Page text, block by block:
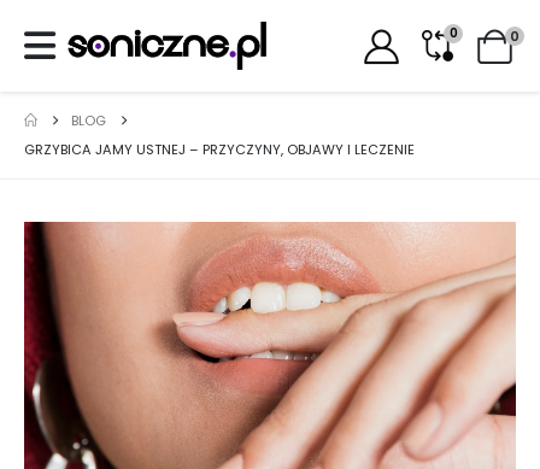
0 0
BLOG
GRZYBICA JAMY USTNEJ – PRZYCZYNY, OBJAWY I LECZENIE